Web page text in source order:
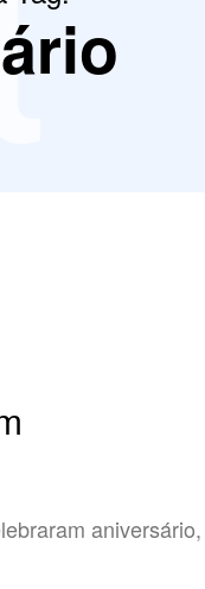
aniversário,